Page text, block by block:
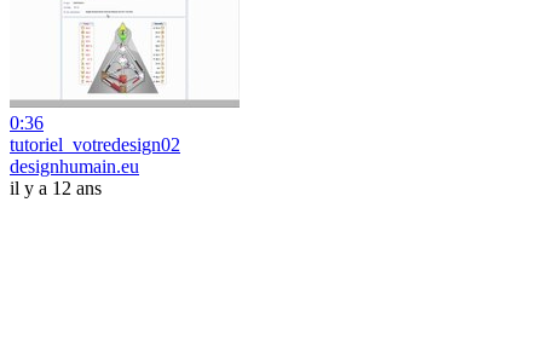
0:36
tutoriel_votredesign02
designhumain.eu
il y a 12 ans